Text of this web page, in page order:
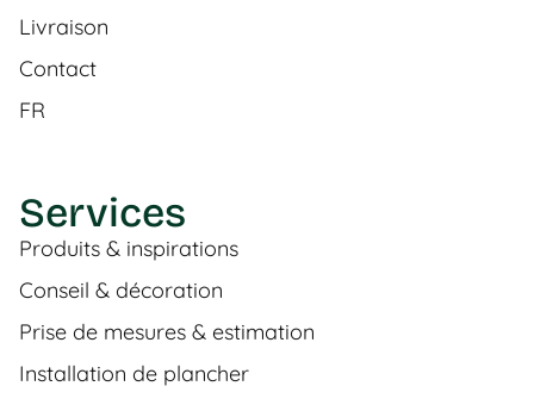
Livraison
Contact
FR
Services
Produits & inspirations
Conseil & décoration
Prise de mesures & estimation
Installation de plancher